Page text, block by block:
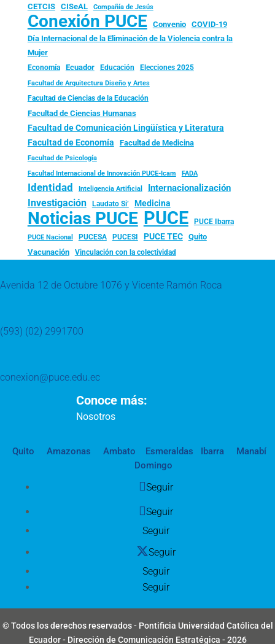
CETCIS CISeAL Compañía de Jesús
Conexión PUCE Convenio
COVID-19
Día Internacional de la Eliminación de la Violencia contra la
Mujer
Economía Ecuador Educación Elecciones 2025
Facultad de Arquitectura Diseño y Artes
Facultad de Ciencias de la Educación
Facultad de Ciencias Humanas
Facultad de Comunicación Lingüística y Literatura
Facultad de Economía Facultad de Medicina
Facultad de Psicología
Facultad Internacional de Innovación PUCE-Icam FADA
Identidad Inteligencia Artificial Internacionalización
Investigación Laudato Si’ Medicina
Noticias PUCE PUCE PUCE Ibarra
PUCE Nacional PUCESA PUCESI PUCE TEC
Quito
Vacunación
Vinculación con la colectividad
Avenida 12 de Octubre 1076 y Vicente Ramón Roca
(593) (02) 2991700
conexion@puce.edu.ec
Conoce más:
Nosotros
Quito Amazonas Ambato Esmeraldas Ibarra
Manabí
Domingo
Seguir
Seguir
Seguir
Seguir
Seguir
Seguir
© Todos los derechos reservados - Pontificia Universidad Católica del
Ecuador - Dirección de Comunicación Estratégica - 2026